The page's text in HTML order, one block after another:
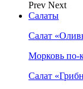
Prev Next
Салаты
Салат
Морковь по-
Салат